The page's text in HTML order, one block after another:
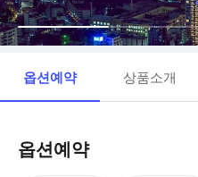
옵션예약 상품소개
옵션예약